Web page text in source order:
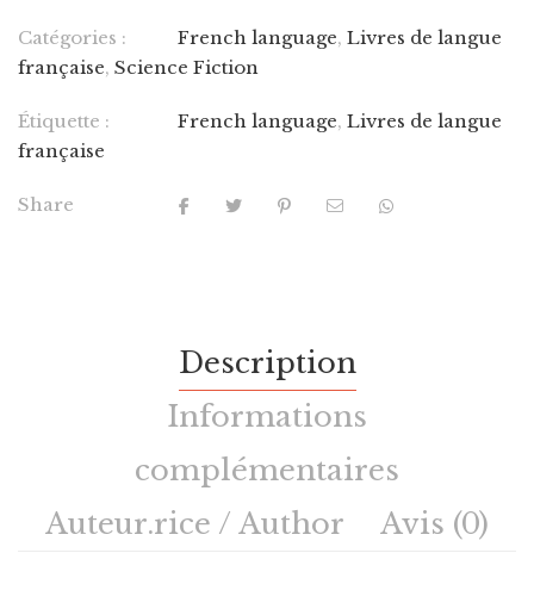
Catégories : French language, Livres de langue
française, Science Fiction
Étiquette : French language, Livres de langue
française
Share
Description
Informations
complémentaires
Auteur.rice / Author
Avis (0)